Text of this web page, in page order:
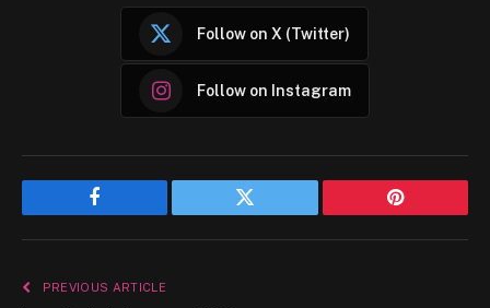
Follow on X (Twitter)
Follow on Instagram
Facebook Twitter Pinterest
PREVIOUS ARTICLE